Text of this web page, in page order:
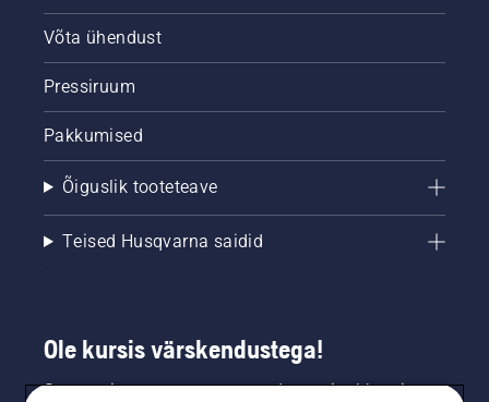
Võta ühendust
Pressiruum
Pakkumised
Õiguslik tooteteave
Teised Husqvarna saidid
Ole kursis värskendustega!
Saa uusimat teavet uute toodete, eripakkumiste